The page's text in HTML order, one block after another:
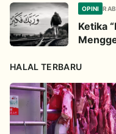
OPINI
Ketika
HALAL TERBARU